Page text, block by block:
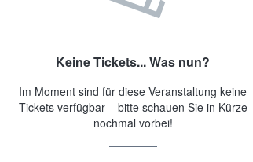
Keine Tickets... Was nun?
Im Moment sind für diese Veranstaltung keine
Tickets verfügbar – bitte schauen Sie in Kürze
nochmal vorbei!